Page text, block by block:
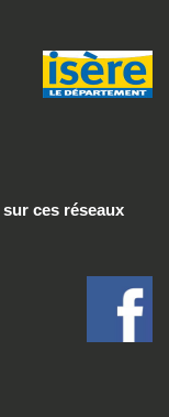
sur ces réseaux